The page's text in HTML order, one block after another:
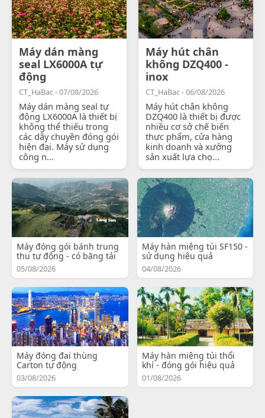
Máy dán màng
seal LX6000A tự
động
CT_HaBac - 07/08/2026
Máy dán màng seal tự
động LX6000A là thiết bị
không thể thiếu trong
các dây chuyền đóng gói
hiện đại. Máy sử dụng
công n...
Máy hút chân
không DZQ400 -
inox
CT_HaBac - 06/08/2026
Máy hút chân không
DZQ400 là thiết bị được
nhiều cơ sở chế biến
thực phẩm, cửa hàng
kinh doanh và xưởng
sản xuất lựa chọ...
Máy đóng gói bánh trung
thu tự động - có băng tải
05/08/2026
Máy hàn miệng túi SF150 -
sử dụng hiệu quả
04/08/2026
Máy đóng đai thùng
Carton tự động
03/08/2026
Máy hàn miệng túi thổi
khí - đóng gói hiệu quả
01/08/2026